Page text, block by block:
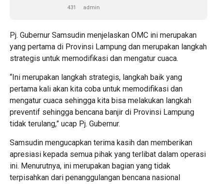
431 admin
Pj. Gubernur Samsudin menjelaskan OMC ini merupakan
yang pertama di Provinsi Lampung dan merupakan langkah
strategis untuk memodifikasi dan mengatur cuaca.
“Ini merupakan langkah strategis, langkah baik yang
pertama kali akan kita coba untuk memodifikasi dan
mengatur cuaca sehingga kita bisa melakukan langkah
preventif sehingga bencana banjir di Provinsi Lampung
tidak terulang,” ucap Pj. Gubernur.
Samsudin mengucapkan terima kasih dan memberikan
apresiasi kepada semua pihak yang terlibat dalam operasi
ini. Menurutnya, ini merupakan bagian yang tidak
terpisahkan dari penanggulangan bencana nasional